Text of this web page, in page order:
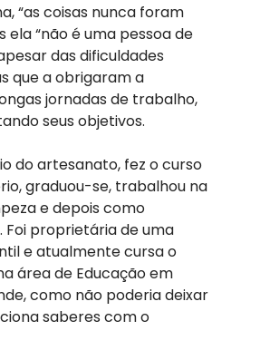
“as coisas nunca foram
ela “não é uma pessoa de
das dificuldades
que a obrigaram a
jornadas de trabalho,
seus objetivos.
do artesanato, fez o curso
graduou-se, trabalhou na
e depois como
Foi proprietária de uma
e atualmente cursa o
área de Educação em
como não poderia deixar
saberes com o